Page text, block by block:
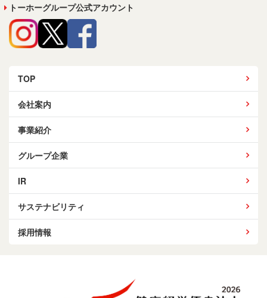
トーホーグループ公式アカウント
TOP
会社案内
事業紹介
グループ企業
IR
サステナビリティ
採用情報